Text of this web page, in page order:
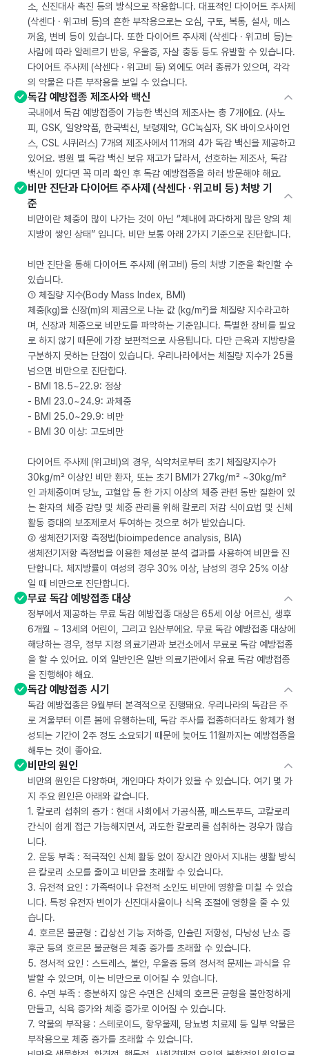
소, 신진대사 촉진 등의 방식으로 작용합니다. 대표적인 다이어트 주사제
(삭센다 · 위고비 등)의 흔한 부작용으로는 오심, 구토, 복통, 설사, 메스
꺼움, 변비 등이 있습니다. 또한 다이어트 주사제 (삭센다 · 위고비 등)는
사람에 따라 알레르기 반응, 우울증, 자살 충동 등도 유발할 수 있습니다.
다이어트 주사제 (삭센다 · 위고비 등) 외에도 여러 종류가 있으며, 각각
의 약물은 다른 부작용을 보일 수 있습니다.
독감 예방접종 제조사와 백신
국내에서 독감 예방접종이 가능한 백신의 제조사는 총 7개에요. (사노
피, GSK, 일양약품, 한국백신, 보령제약, GC녹십자, SK 바이오사이언
스, CSL 시퀴러스) 7개의 제조사에서 11개의 4가 독감 백신을 제공하고
있어요. 병원 별 독감 백신 보유 재고가 달라서, 선호하는 제조사, 독감
백신이 있다면 꼭 미리 확인 후 독감 예방접종을 하러 방문해야 해요.
비만 진단과 다이어트 주사제 (삭센다 · 위고비 등) 처방 기
준
비만이란 체중이 많이 나가는 것이 아닌 “체내에 과다하게 많은 양의 체
지방이 쌓인 상태” 입니다. 비만 보통 아래 2가지 기준으로 진단합니다.
비만 진단을 통해 다이어트 주사제 (위고비) 등의 처방 기준을 확인할 수
있습니다.
① 체질량 지수(Body Mass Index, BMI)
체중(kg)을 신장(m)의 제곱으로 나눈 값 (kg/m²)을 체질량 지수라고하
며, 신장과 체중으로 비만도를 파악하는 기준입니다. 특별한 장비를 필요
로 하지 않기 때문에 가장 보편적으로 사용됩니다. 다만 근육과 지방량을
구분하지 못하는 단점이 있습니다. 우리나라에서는 체질량 지수가 25를
넘으면 비만으로 진단합다.
- BMI 18.5~22.9: 정상
- BMI 23.0~24.9: 과체중
- BMI 25.0~29.9: 비만
- BMI 30 이상: 고도비만
다이어트 주사제 (위고비)의 경우, 식약처로부터 초기 체질량지수가
30kg/m² 이상인 비만 환자, 또는 초기 BMI가 27kg/m² ~30kg/m²
인 과체중이며 당뇨, 고혈압 등 한 가지 이상의 체중 관련 동반 질환이 있
는 환자의 체중 감량 및 체중 관리를 위해 칼로리 저감 식이요법 및 신체
활동 증대의 보조제로서 투여하는 것으로 허가 받았습니다.
② 생체전기저항 측정법(bioimpedence analysis, BIA)
생체전기저항 측정법을 이용한 체성분 분석 결과를 사용하여 비만을 진
단합니다. 체지방률이 여성의 경우 30% 이상, 남성의 경우 25% 이상
일 때 비만으로 진단합니다.
무료 독감 예방접종 대상
정부에서 제공하는 무료 독감 예방접종 대상은 65세 이상 어르신, 생후
6개월 ~ 13세의 어린이, 그리고 임산부에요. 무료 독감 예방접종 대상에
해당하는 경우, 정부 지정 의료기관과 보건소에서 무료로 독감 예방접종
을 할 수 있어요. 이외 일반인은 일반 의료기관에서 유료 독감 예방접종
을 진행해야 해요.
독감 예방접종 시기
독감 예방접종은 9월부터 본격적으로 진행돼요. 우리나라의 독감은 주
로 겨울부터 이른 봄에 유행하는데, 독감 주사를 접종하더라도 항체가 형
성되는 기간이 2주 정도 소요되기 때문에 늦어도 11월까지는 예방접종을
해두는 것이 좋아요.
비만의 원인
비만의 원인은 다양하며, 개인마다 차이가 있을 수 있습니다. 여기 몇 가
지 주요 원인은 아래와 같습니다.
1. 칼로리 섭취의 증가 : 현대 사회에서 가공식품, 패스트푸드, 고칼로리
간식이 쉽게 접근 가능해지면서, 과도한 칼로리를 섭취하는 경우가 많습
니다.
2. 운동 부족 : 적극적인 신체 활동 없이 장시간 앉아서 지내는 생활 방식
은 칼로리 소모를 줄이고 비만을 초래할 수 있습니다.
3. 유전적 요인 : 가족력이나 유전적 소인도 비만에 영향을 미칠 수 있습
니다. 특정 유전자 변이가 신진대사율이나 식욕 조절에 영향을 줄 수 있
습니다.
4. 호르몬 불균형 : 갑상선 기능 저하증, 인슐린 저항성, 다낭성 난소 증
후군 등의 호르몬 불균형은 체중 증가를 초래할 수 있습니다.
5. 정서적 요인 : 스트레스, 불안, 우울증 등의 정서적 문제는 과식을 유
발할 수 있으며, 이는 비만으로 이어질 수 있습니다.
6. 수면 부족 : 충분하지 않은 수면은 신체의 호르몬 균형을 불안정하게
만들고, 식욕 증가와 체중 증가로 이어질 수 있습니다.
7. 약물의 부작용 : 스테로이드, 항우울제, 당뇨병 치료제 등 일부 약물은
부작용으로 체중 증가를 초래할 수 있습니다.